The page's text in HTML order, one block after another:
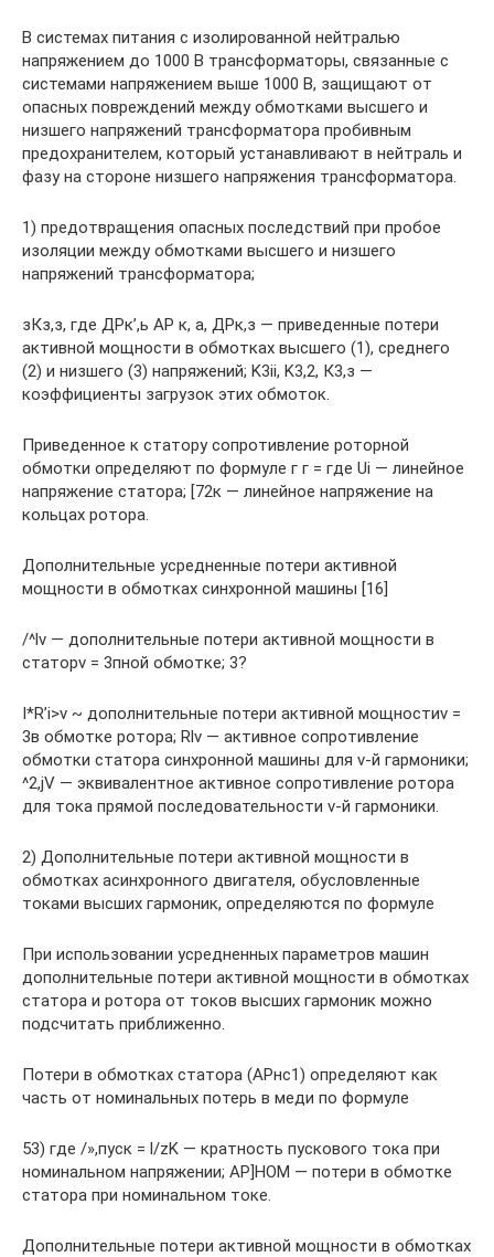
В системах питания с изолированной нейтралью
напряжением до 1000 В трансформаторы, связанные с
системами напряжением выше 1000 В, защищают от
опасных повреждений между обмотками высшего и
низшего напряжений трансформатора пробивным
предохранителем, который устанавливают в нейтраль и
фазу на стороне низшего напряжения трансформатора.
1) предотвращения опасных последствий при пробое
изоляции между обмотками высшего и низшего
напряжений трансформатора;
зКз,з, где ДРк’,ь АР к, а, ДРк,з — приведенные потери
активной мощности в обмотках высшего (1), среднего
(2) и низшего (3) напряжений; K3ii, K3,2, К3,з —
коэффициенты загрузок этих обмоток.
Приведенное к статору сопротивление роторной
обмотки определяют по формуле г г = где Ui — линейное
напряжение статора; [72к — линейное напряжение на
кольцах ротора.
Дополнительные усредненные потери активной
мощности в обмотках синхронной машины [16]
/^lv — дополнительные потери активной мощности в
статорv = 3пной обмотке; 3?
I*R’i>v ~ дополнительные потери активной мощностиv =
3в обмотке ротора; Rlv — активное сопротивление
обмотки статора синхронной машины для v-й гармоники;
^2,jV — эквивалентное активное сопротивление ротора
для тока прямой последовательности v-й гармоники.
2) Дополнительные потери активной мощности в
обмотках асинхронного двигателя, обусловленные
токами высших гармоник, определяются по формуле
При использовании усредненных параметров машин
дополнительные потери активной мощности в обмотках
статора и ротора от токов высших гармоник можно
подсчитать приближенно.
Потери в обмотках статора (АРнс1) определяют как
часть от номинальных потерь в меди по формуле
53) где /»,пуск = l/zK — кратность пускового тока при
номинальном напряжении; AP]HOM — потери в обмотке
статора при номинальном токе.
Дополнительные потери активной мощности в обмотках